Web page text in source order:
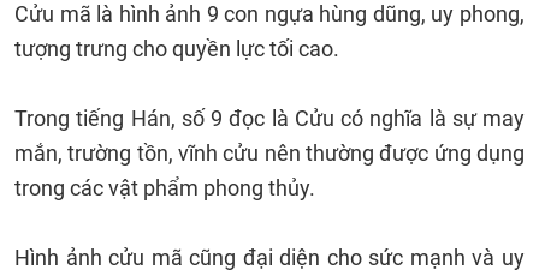
Cửu mã là hình ảnh 9 con ngựa hùng dũng, uy phong,
tượng trưng cho quyền lực tối cao.
Trong tiếng Hán, số 9 đọc là Cửu có nghĩa là sự may
mắn, trường tồn, vĩnh cửu nên thường được ứng dụng
trong các vật phẩm phong thủy.
Hình ảnh cửu mã cũng đại diện cho sức mạnh và uy